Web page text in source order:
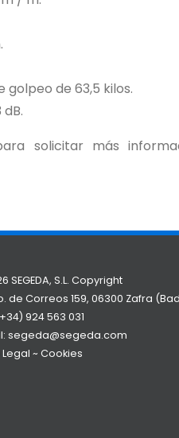
de 63,5 kilos.
solicitar más
SEGEDA, S.L. Copyright
de Correos 159, 06300 Zafra
924 563 031
segeda@segeda.com
~ Cookies